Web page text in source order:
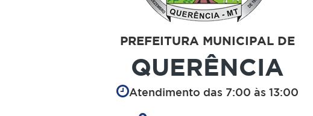
PREFEITURA MUNICIPAL DE
QUERÊNCIA
Atendimento das 7:00 às 13:00